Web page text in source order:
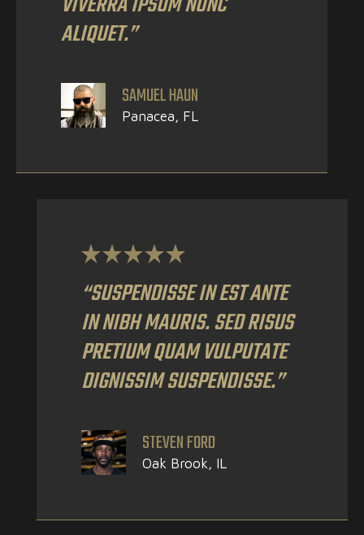
ALIQUET.”
SAMUEL HAUN
Panacea, FL
“SUSPENDISSE IN EST ANTE
IN NIBH MAURIS. SED RISUS
PRETIUM QUAM VULPUTATE
DIGNISSIM SUSPENDISSE.”
STEVEN FORD
Oak Brook, IL